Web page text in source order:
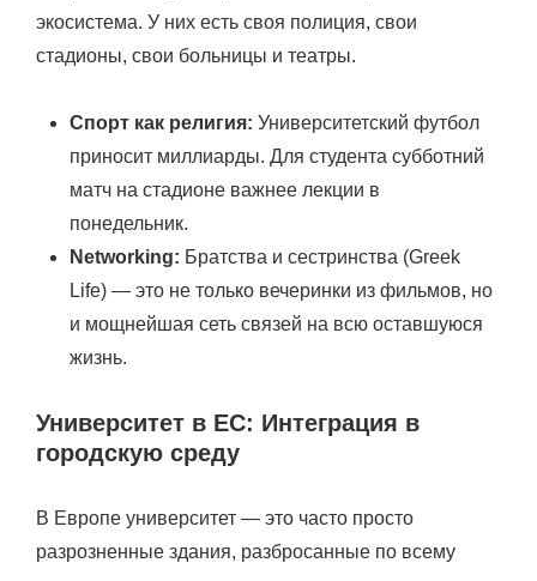
экосистема. У них есть своя полиция, свои
стадионы, свои больницы и театры.
Спорт как религия: Университетский футбол
приносит миллиарды. Для студента субботний
матч на стадионе важнее лекции в
понедельник.
Networking: Братства и сестринства (Greek
Life) — это не только вечеринки из фильмов, но
и мощнейшая сеть связей на всю оставшуюся
жизнь.
Университет в ЕС: Интеграция в
городскую среду
В Европе университет — это часто просто
разрозненные здания, разбросанные по всему